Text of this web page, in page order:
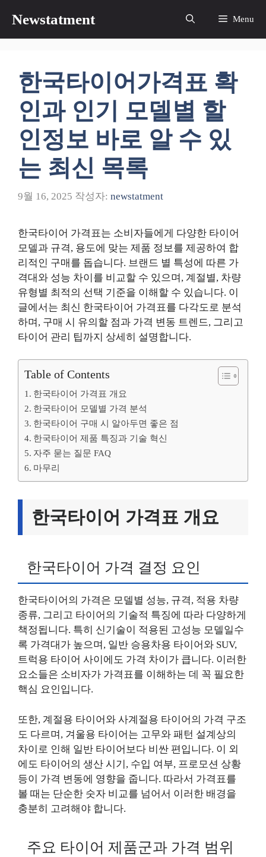
츠
Newstatment Menu
한국타이어가격표 확
인과 인기 모델별 할
인정보 바로 알 수 있
는 최신 목록
9월 16, 2025 작성자: newstatment
한국타이어 가격표는 소비자들에게 다양한 타이어
모델과 규격, 용도에 맞는 제품 정보를 제공하여 합
리적인 구매를 돕습니다. 브랜드 별 특성에 따른 가
격대와 성능 차이를 비교할 수 있으며, 계절별, 차량
유형별 최적의 선택 기준을 이해할 수 있습니다. 이
글에서는 최신 한국타이어 가격표를 다각도로 분석
하며, 구매 시 유의할 점과 가격 변동 트렌드, 그리고
타이어 관리 팁까지 상세히 설명합니다.
Table of Contents
한국타이어 가격표 개요
한국타이어 모델별 가격 분석
한국타이어 구매 시 알아두면 좋은 점
한국타이어 제품 특징과 기술 혁신
자주 묻는 질문 FAQ
마무리
한국타이어 가격표 개요
한국타이어 가격 결정 요인
한국타이어의 가격은 모델별 성능, 규격, 적용 차량
종류, 그리고 타이어의 기술적 특징에 따라 다양하게
책정됩니다. 특히 신기술이 적용된 고성능 모델일수
록 가격대가 높으며, 일반 승용차용 타이어와 SUV,
트럭용 타이어 사이에도 가격 차이가 큽니다. 이러한
요소들은 소비자가 가격표를 이해하는 데 꼭 필요한
핵심 요인입니다.
또한, 계절용 타이어와 사계절용 타이어의 가격 구조
도 다르며, 겨울용 타이어는 고무와 패턴 설계상의
차이로 인해 일반 타이어보다 비싼 편입니다. 이 외
에도 타이어의 생산 시기, 수입 여부, 프로모션 상황
등이 가격 변동에 영향을 줍니다. 따라서 가격표를
볼 때는 단순한 숫자 비교를 넘어서 이러한 배경을
충분히 고려해야 합니다.
주요 타이어 제품군과 가격 범위